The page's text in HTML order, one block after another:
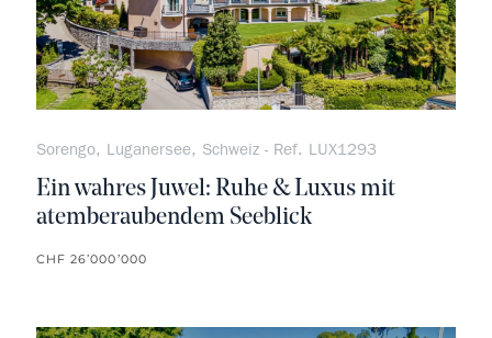
Sorengo, Luganersee, Schweiz - Ref. LUX1293
Ein wahres Juwel: Ruhe & Luxus mit
atemberaubendem Seeblick
CHF 26’000’000